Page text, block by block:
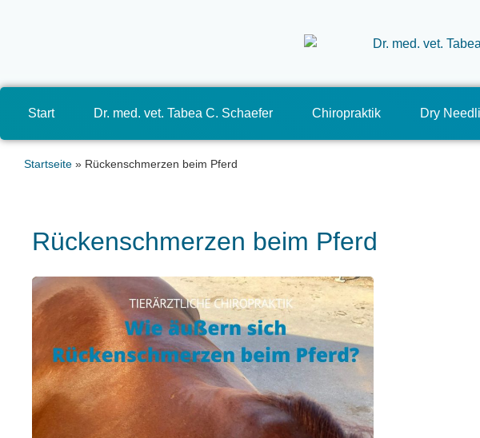
Start Dr. med. vet. Tabea C. Schaefer Chiropraktik Dry
Startseite » Rückenschmerzen beim Pferd
Rückenschmerzen beim Pferd